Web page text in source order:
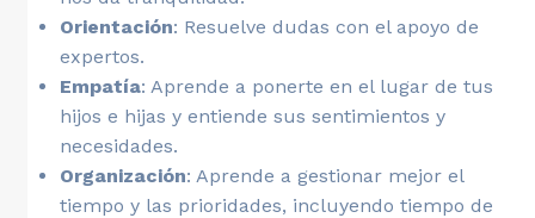
Orientación: Resuelve dudas con el apoyo de
expertos.
Empatía: Aprende a ponerte en el lugar de tus
hijos e hijas y entiende sus sentimientos y
necesidades.
Organización: Aprende a gestionar mejor el
tiempo y las prioridades, incluyendo tiempo de